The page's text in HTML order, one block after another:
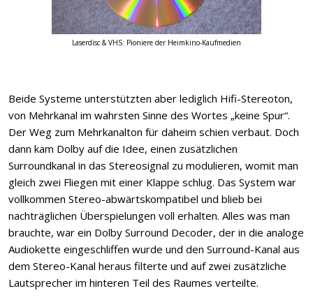
Laserdisc & VHS: Pioniere der Heimkino-Kaufmedien
Beide Systeme unterstützten aber lediglich Hifi-Stereoton,
von Mehrkanal im wahrsten Sinne des Wortes „keine Spur“.
Der Weg zum Mehrkanalton für daheim schien verbaut. Doch
dann kam Dolby auf die Idee, einen zusätzlichen
Surroundkanal in das Stereosignal zu modulieren, womit man
gleich zwei Fliegen mit einer Klappe schlug. Das System war
vollkommen Stereo-abwärtskompatibel und blieb bei
nachträglichen Überspielungen voll erhalten. Alles was man
brauchte, war ein Dolby Surround Decoder, der in die analoge
Audiokette eingeschliffen wurde und den Surround-Kanal aus
dem Stereo-Kanal heraus filterte und auf zwei zusätzliche
Lautsprecher im hinteren Teil des Raumes verteilte.